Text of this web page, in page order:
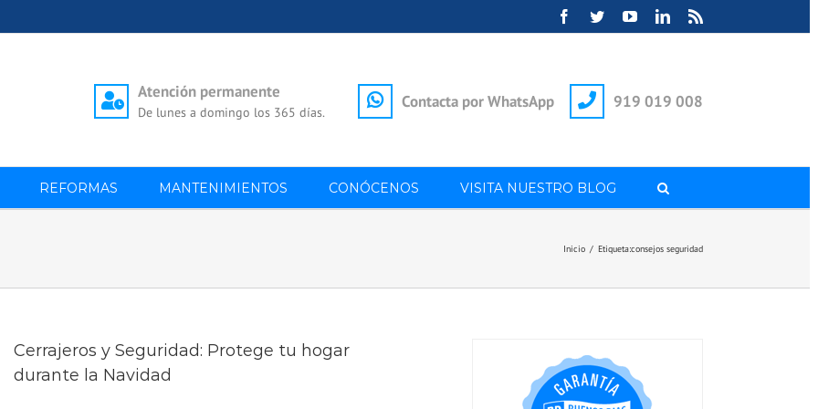
Facebook
TwitterYouTubeLinkedIn
Rss
Atención permanente
De lunes a domingo los 365 días.
Contacta por WhatsApp 919 019 008
REFORMAS MANTENIMIENTOS CONÓCENOS VISITA NUESTRO BLOG
Inicio / Etiqueta:consejos seguridad
Cerrajeros y Seguridad: Protege tu hogar
durante la Navidad